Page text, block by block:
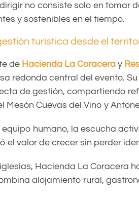
no consiste solo en tomar
y sostenibles en el tiempo.
turística desde el
de Hacienda La Coracera y
redonda central del evento.
de gestión, compartiendo
Mesón Cuevas del Vino y
humano, la escucha
el valor de crecer sin perder
Hacienda La Coracera
alojamiento rural,